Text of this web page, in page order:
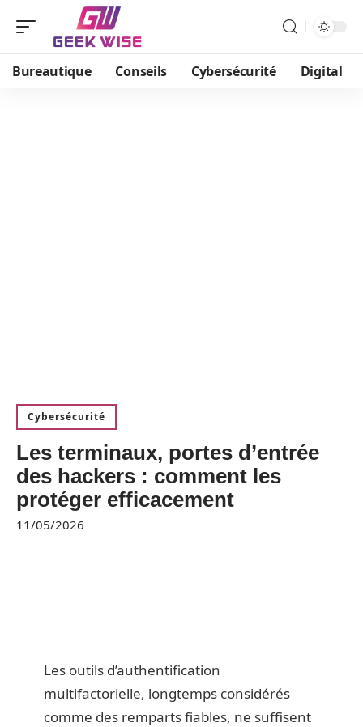
Bureautique Conseils Cybersécurité Digital
Cybersécurité
Les terminaux, portes d’entrée
des hackers : comment les
protéger efficacement
11/05/2026
Les outils d’authentification
multifactorielle, longtemps considérés
comme des remparts fiables, ne suffisent